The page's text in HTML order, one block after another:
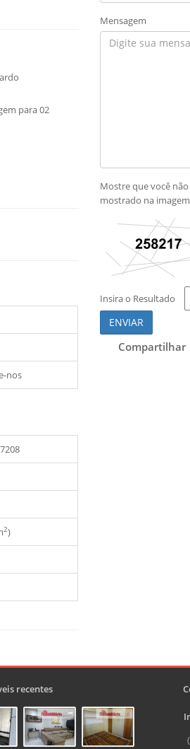
para 02
nos
2)
Mensagem
Mostre que você
mostrado na imagem
Insira o Resultado
ENVIAR
Compartilhar
recentes